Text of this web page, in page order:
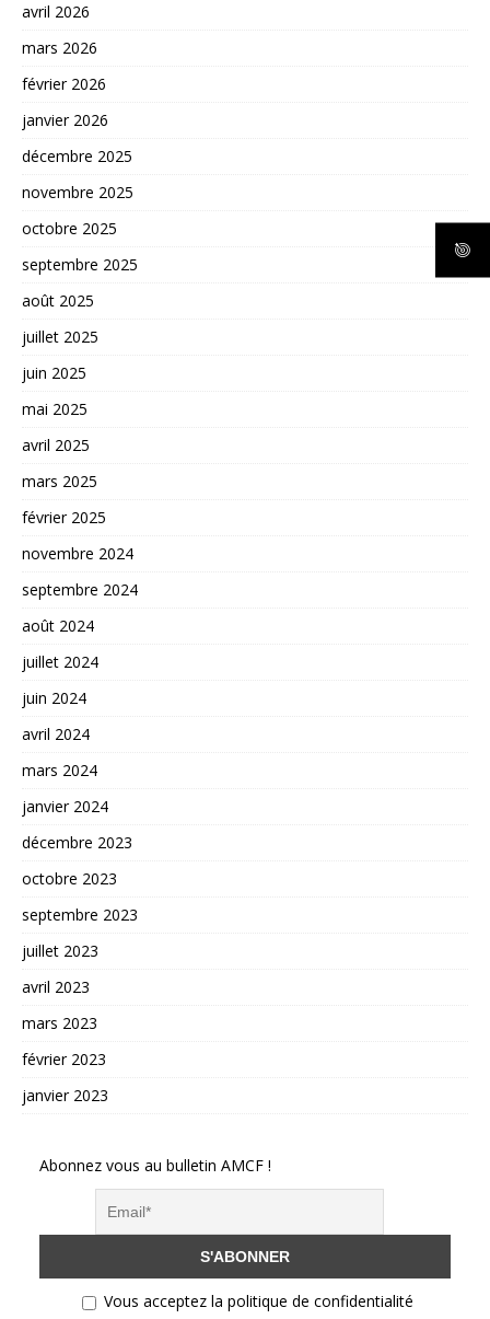
avril 2026
mars 2026
février 2026
janvier 2026
décembre 2025
novembre 2025
octobre 2025
septembre 2025
août 2025
juillet 2025
juin 2025
mai 2025
avril 2025
mars 2025
février 2025
novembre 2024
septembre 2024
août 2024
juillet 2024
juin 2024
avril 2024
mars 2024
janvier 2024
décembre 2023
octobre 2023
septembre 2023
juillet 2023
avril 2023
mars 2023
février 2023
janvier 2023
Abonnez vous au bulletin AMCF !
Vous acceptez la politique de confidentialité